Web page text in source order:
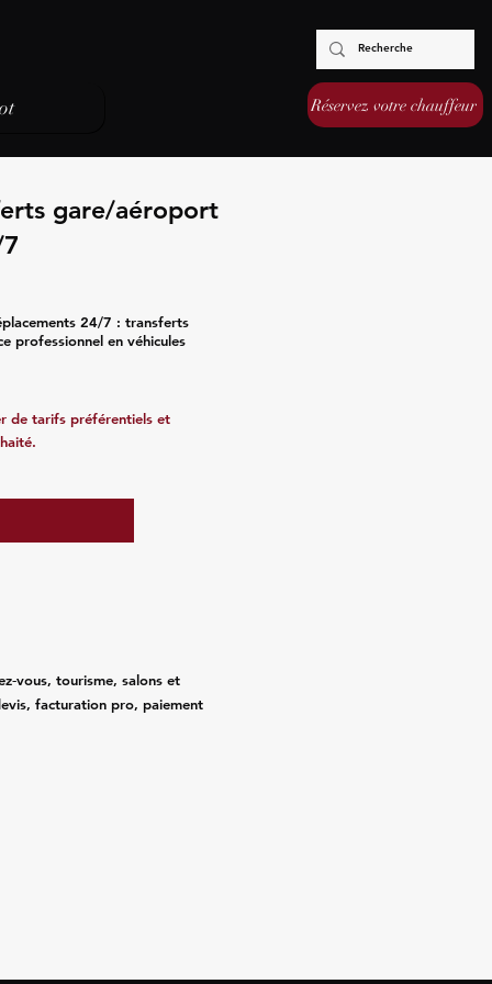
Réservez votre chauffeur
gare/aéroport
24/7 : transferts
professionnel en véhicules
de tarifs préférentiels et
tourisme, salons et
facturation pro, paiement